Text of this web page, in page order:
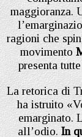
maggioranza.
ragioni che
movimento
presenta
La retorica di
ha istruito
emarginato.
all’odio.In